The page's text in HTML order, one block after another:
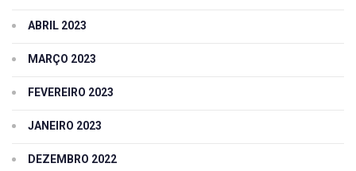
ABRIL 2023
MARÇO 2023
FEVEREIRO 2023
JANEIRO 2023
DEZEMBRO 2022